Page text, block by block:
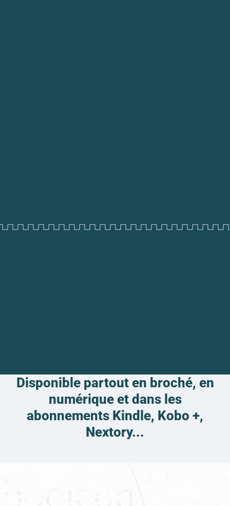
Disponible partout en broché, en
numérique et dans les
abonnements Kindle, Kobo +,
Nextory...